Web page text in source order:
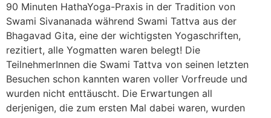
90 Minuten HathaYoga-Praxis in der Tradition von
Swami Sivananada während Swami Tattva aus der
Bhagavad Gita, eine der wichtigsten Yogaschriften,
rezitiert, alle Yogmatten waren belegt! Die
TeilnehmerInnen die Swami Tattva von seinen letzten
Besuchen schon kannten waren voller Vorfreude und
wurden nicht enttäuscht. Die Erwartungen all
derjenigen, die zum ersten Mal dabei waren, wurden